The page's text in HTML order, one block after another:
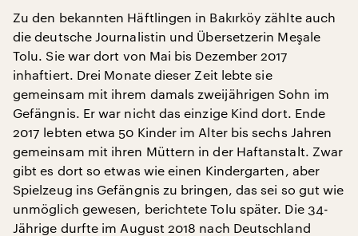
Zu den bekannten Häftlingen in Bakırköy zählte auch
die deutsche Journalistin und Übersetzerin Meşale
Tolu. Sie war dort von Mai bis Dezember 2017
inhaftiert. Drei Monate dieser Zeit lebte sie
gemeinsam mit ihrem damals zweijährigen Sohn im
Gefängnis. Er war nicht das einzige Kind dort. Ende
2017 lebten etwa 50 Kinder im Alter bis sechs Jahren
gemeinsam mit ihren Müttern in der Haftanstalt. Zwar
gibt es dort so etwas wie einen Kindergarten, aber
Spielzeug ins Gefängnis zu bringen, das sei so gut wie
unmöglich gewesen, berichtete Tolu später. Die 34-
Jährige durfte im August 2018 nach Deutschland